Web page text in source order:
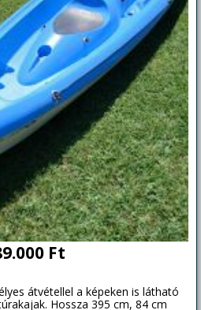
Ft
átvétellel a képeken is látható
Hossza 395 cm, 84 cm